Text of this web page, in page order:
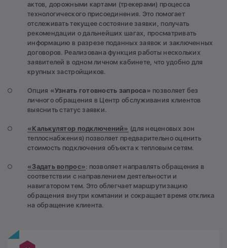
актов, дорожными картами (трекерами) процесса
технологического присоединения. Это помогает
отслеживать текущее состояние заявки, получать
рекомендации о дальнейших шагах, просматривать
информацию в разрезе поданных заявок и заключенных
договоров. Реализована функция работы нескольких
заявителей в одном личном кабинете, что удобно для
крупных застройщиков.
Опция «Узнать готовность запроса» позволяет без
личного обращения в Центр обслуживания клиентов
выяснить статус заявки.
«Калькулятор подключений» (для неценовых зон
теплоснабжения) позволяет предварительно оценить
стоимость подключения объекта к тепловым сетям.
«Задать вопрос»: позволяет направлять обращения в
соответствии с направлением деятельности и
навигатором тем. Это облегчает маршрутизацию
обращения внутри компании и сокращает время отклика
на обращение клиента.